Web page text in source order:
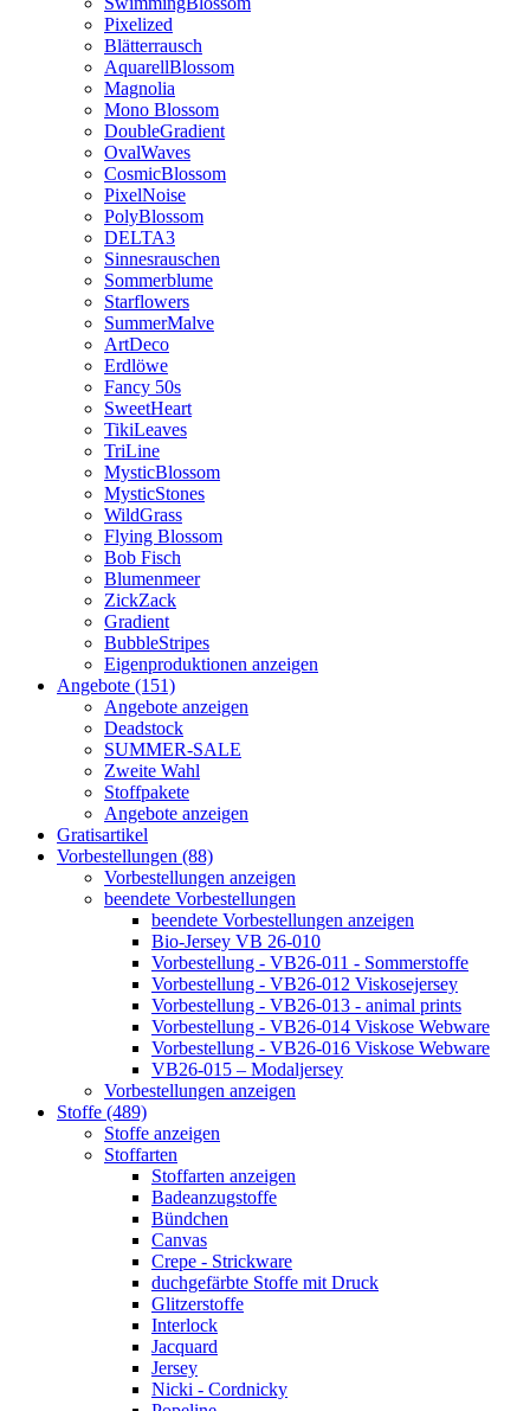
Pixelized
Blätterrausch
AquarellBlossom
Magnolia
Mono Blossom
DoubleGradient
OvalWaves
CosmicBlossom
PixelNoise
PolyBlossom
DELTA3
Sinnesrauschen
Sommerblume
Starflowers
SummerMalve
ArtDeco
Erdlöwe
Fancy 50s
SweetHeart
TikiLeaves
TriLine
MysticBlossom
MysticStones
WildGrass
Flying Blossom
Bob Fisch
Blumenmeer
ZickZack
Gradient
BubbleStripes
Eigenproduktionen anzeigen
Angebote (151)
Angebote anzeigen
Deadstock
SUMMER-SALE
Zweite Wahl
Stoffpakete
Angebote anzeigen
Gratisartikel
Vorbestellungen (88)
Vorbestellungen anzeigen
beendete Vorbestellungen
beendete Vorbestellungen anzeigen
Bio-Jersey VB 26-010
Vorbestellung - VB26-011 - Sommerstoffe
Vorbestellung - VB26-012 Viskosejersey
Vorbestellung - VB26-013 - animal prints
Vorbestellung - VB26-014 Viskose Webware
Vorbestellung - VB26-016 Viskose Webware
VB26-015 – Modaljersey
Vorbestellungen anzeigen
Stoffe (489)
Stoffe anzeigen
Stoffarten
Stoffarten anzeigen
Badeanzugstoffe
Bündchen
Canvas
Crepe - Strickware
duchgefärbte Stoffe mit Druck
Glitzerstoffe
Interlock
Jacquard
Jersey
Nicki - Cordnicky